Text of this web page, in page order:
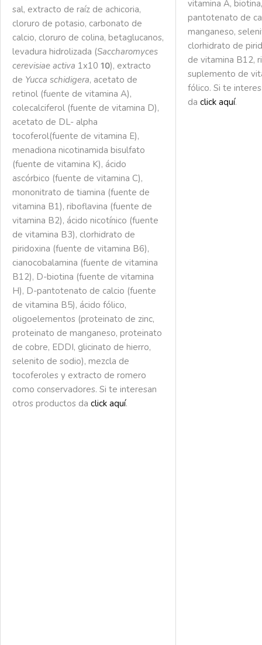
sal, extracto de raíz de achicoria,
cloruro de potasio, carbonato de
calcio, cloruro de colina, betaglucanos,
levadura hidrolizada (Saccharomyces
cerevisiae activa 1x10 10), extracto
de Yucca schidigera, acetato de
retinol (fuente de vitamina A),
colecalciferol (fuente de vitamina D),
acetato de DL- alpha
tocoferol(fuente de vitamina E),
menadiona nicotinamida bisulfato
(fuente de vitamina K), ácido
ascórbico (fuente de vitamina C),
mononitrato de tiamina (fuente de
vitamina B1), riboflavina (fuente de
vitamina B2), ácido nicotínico (fuente
de vitamina B3), clorhidrato de
piridoxina (fuente de vitamina B6),
cianocobalamina (fuente de vitamina
B12), D-biotina (fuente de vitamina
H), D-pantotenato de calcio (fuente
de vitamina B5), ácido fólico,
oligoelementos (proteinato de zinc,
proteinato de manganeso, proteinato
de cobre, EDDI, glicinato de hierro,
selenito de sodio), mezcla de
tocoferoles y extracto de romero
como conservadores. Si te interesan
otros productos da click aquí.
vitamina A,
pantotenato de
manganeso,
clorhidrato de
de vitamina B12,
suplemento de
fólico. Si te
da click aquí.